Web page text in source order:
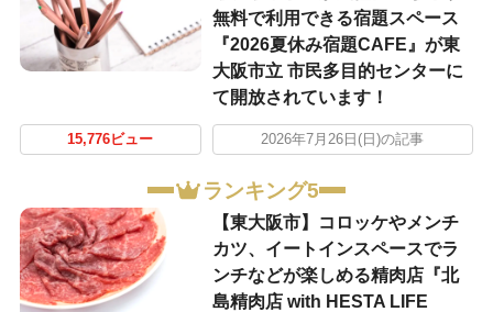
無料で利用できる宿題スペース
『2026夏休み宿題CAFE』が東
大阪市立 市民多目的センターに
て開放されています！
15,776ビュー 2026年7月26日(日)の記事
ランキング5
【東大阪市】コロッケやメンチ
カツ、イートインスペースでラ
ンチなどが楽しめる精肉店『北
島精肉店 with HESTA LIFE